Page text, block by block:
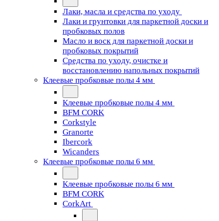
Лаки, масла и средства по уходу
Лаки и грунтовки для паркетной доски и
пробковых полов
Масло и воск для паркетной доски и
пробковых покрытий
Средства по уходу, очистке и
восстановлению напольных покрытий
Клеевые пробковые полы 4 мм
Клеевые пробковые полы 4 мм
BFM CORK
Corkstyle
Granorte
Ibercork
Wicanders
Клеевые пробковые полы 6 мм
Клеевые пробковые полы 6 мм
BFM CORK
CorkArt